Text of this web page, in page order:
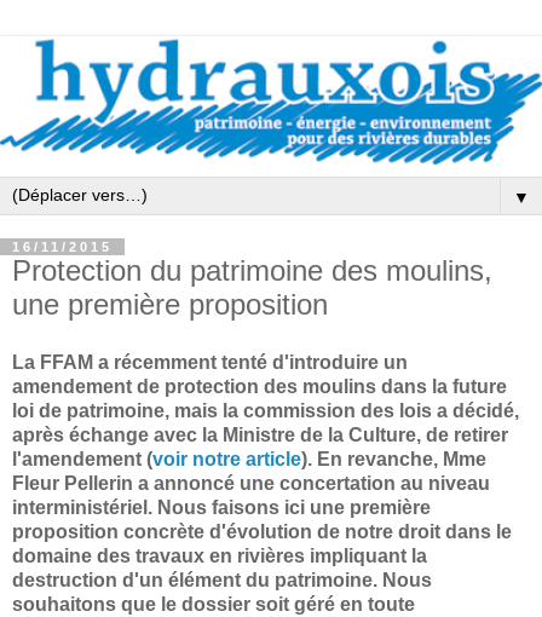
▼
16/11/2015
Protection du patrimoine des moulins,
une première proposition
La FFAM a récemment tenté d'introduire un
amendement de protection des moulins dans la future
loi de patrimoine, mais la commission des lois a décidé,
après échange avec la Ministre de la Culture, de retirer
l'amendement (voir notre article). En revanche, Mme
Fleur Pellerin a annoncé une concertation au niveau
interministériel. Nous faisons ici une première
proposition concrète d'évolution de notre droit dans le
domaine des travaux en rivières impliquant la
destruction d'un élément du patrimoine. Nous
souhaitons que le dossier soit géré en toute